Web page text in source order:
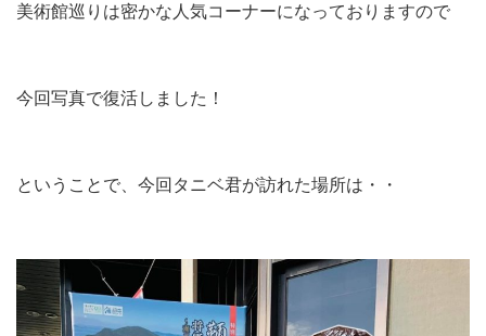
美術館巡りは密かな人気コーナーになっておりますので
今回写真で復活しました！
ということで、今回タニベ君が訪れた場所は・・